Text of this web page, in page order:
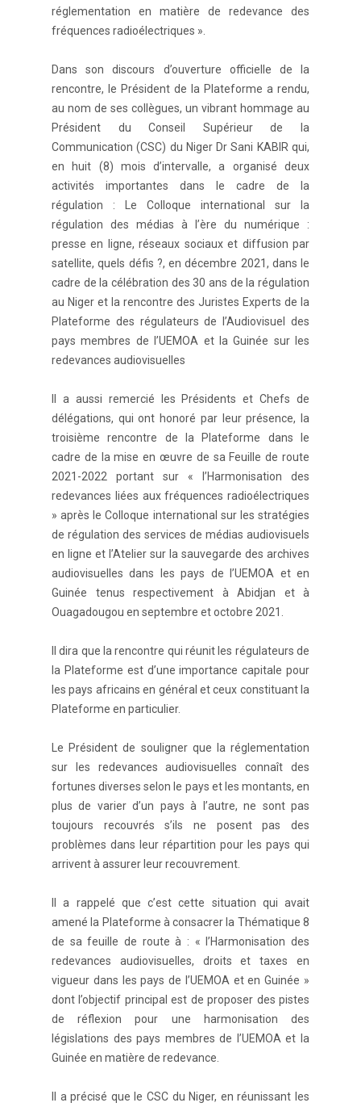
réglementation en matière de redevance des
fréquences radioélectriques ».
Dans son discours d’ouverture officielle de la
rencontre, le Président de la Plateforme a rendu,
au nom de ses collègues, un vibrant hommage au
Président du Conseil Supérieur de la
Communication (CSC) du Niger Dr Sani KABIR qui,
en huit (8) mois d’intervalle, a organisé deux
activités importantes dans le cadre de la
régulation : Le Colloque international sur la
régulation des médias à l’ère du numérique :
presse en ligne, réseaux sociaux et diffusion par
satellite, quels défis ?, en décembre 2021, dans le
cadre de la célébration des 30 ans de la régulation
au Niger et la rencontre des Juristes Experts de la
Plateforme des régulateurs de l’Audiovisuel des
pays membres de l’UEMOA et la Guinée sur les
redevances audiovisuelles
Il a aussi remercié les Présidents et Chefs de
délégations, qui ont honoré par leur présence, la
troisième rencontre de la Plateforme dans le
cadre de la mise en œuvre de sa Feuille de route
2021-2022 portant sur « l’Harmonisation des
redevances liées aux fréquences radioélectriques
» après le Colloque international sur les stratégies
de régulation des services de médias audiovisuels
en ligne et l’Atelier sur la sauvegarde des archives
audiovisuelles dans les pays de l’UEMOA et en
Guinée tenus respectivement à Abidjan et à
Ouagadougou en septembre et octobre 2021.
Il dira que la rencontre qui réunit les régulateurs de
la Plateforme est d’une importance capitale pour
les pays africains en général et ceux constituant la
Plateforme en particulier.
Le Président de souligner que la réglementation
sur les redevances audiovisuelles connaît des
fortunes diverses selon le pays et les montants, en
plus de varier d’un pays à l’autre, ne sont pas
toujours recouvrés s’ils ne posent pas des
problèmes dans leur répartition pour les pays qui
arrivent à assurer leur recouvrement.
Il a rappelé que c’est cette situation qui avait
amené la Plateforme à consacrer la Thématique 8
de sa feuille de route à : « l’Harmonisation des
redevances audiovisuelles, droits et taxes en
vigueur dans les pays de l’UEMOA et en Guinée »
dont l’objectif principal est de proposer des pistes
de réflexion pour une harmonisation des
législations des pays membres de l’UEMOA et la
Guinée en matière de redevance.
Il a précisé que le CSC du Niger, en réunissant les